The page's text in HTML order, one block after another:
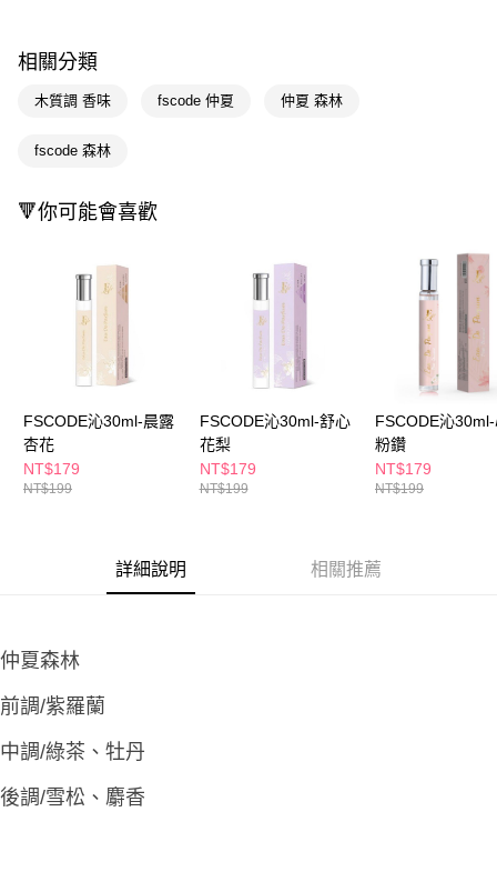
Google Pay
相關說明
【關於「AFTEE先享後付」】
AFTEE先享後付是「在收到商品之後才付款」的支付方式。 讓您購物簡單
便利好安心！
１．簡單：不需註冊會員、不需綁卡、不需儲值。
２．便利：只要手機號碼，簡訊認證，即可結帳。
【「AFTEE先享後付」結帳流程】
１．於結帳方式選擇「AFTEE先享後付」後，將跳轉至「AFTEE先享後付」
結帳頁面，進行簡訊認證並確認金額後，即可完成結帳。
２．訂單成立數日內，您將收到繳費通知簡訊。
※ 請注意：結帳手續完成當下不需立刻繳費，但若您需要取消訂單，請聯絡
購買商品的店家。未經商家同意取消之訂單仍視為有效，需透過AFTEE先享
後付繳納相關費用。
客戶支援中心」
【注意事項】
１．透過由恩沛科技股份有限公司提供之「AFTEE先享後付」服務完成之交
權轉讓予恩沛科技股份有限公司。
https://aftee.tw/terms/#terms3
運送方式
每筆NT$65，滿NT$390(含以上)免運費
付款後全家取貨
每筆NT$65，滿NT$490(含以上)免運費
每筆NT$65，滿NT$490(含以上)免運費
每筆NT$65，滿NT$490(含以上)免運費
付款後7-11取貨
每筆NT$65，滿NT$490(含以上)免運費
相關分類
木質調 香味 fscode 仲夏 仲夏 森林
fscode 森林
🔻你可能會喜歡
FSCODE沁30ml-晨露
杏花
NT$179
NT$199
FSCODE沁30ml-舒心
花梨
NT$179
NT$199
FSCODE沁
粉鑽
NT$179
NT$199
詳細說明 相關推薦
仲夏森林
前調/紫羅蘭
中調/綠茶、牡丹
後調/雪松、麝香